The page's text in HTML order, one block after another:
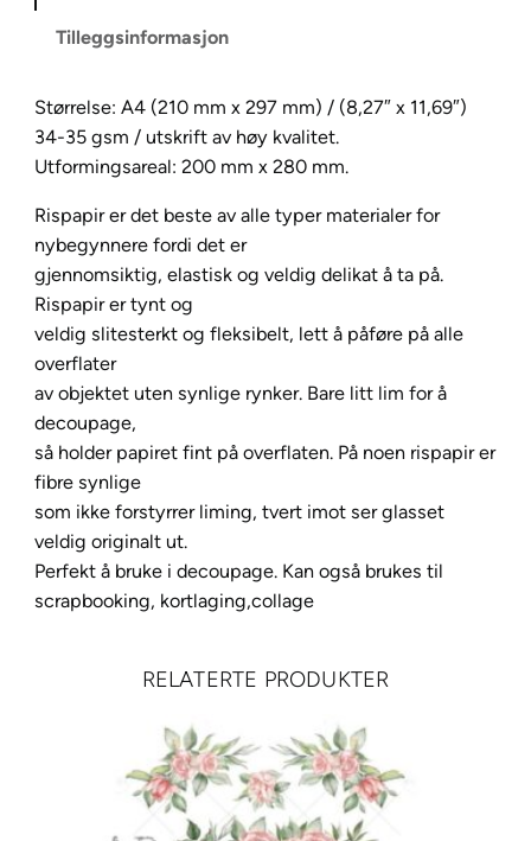
R
s
p
a
i
r
A
4
6
9
a
n
t
a
l
l
Tilleggsinformasjon
Størrelse: A4 (210 mm x 297 mm) / (8,27″ x 11,69″)
34-35 gsm / utskrift av høy kvalitet.
Utformingsareal: 200 mm x 280 mm.
Rispapir er det beste av alle typer materialer for
nybegynnere fordi det er
gjennomsiktig, elastisk og veldig delikat å ta på.
Rispapir er tynt og
veldig slitesterkt og fleksibelt, lett å påføre på alle
overflater
av objektet uten synlige rynker. Bare litt lim for å
decoupage,
så holder papiret fint på overflaten. På noen rispapir er
fibre synlige
som ikke forstyrrer liming, tvert imot ser glasset
veldig originalt ut.
Perfekt å bruke i decoupage. Kan også brukes til
scrapbooking, kortlaging,collage
RELATERTE PRODUKTER